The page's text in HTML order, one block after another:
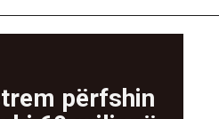
përfshin